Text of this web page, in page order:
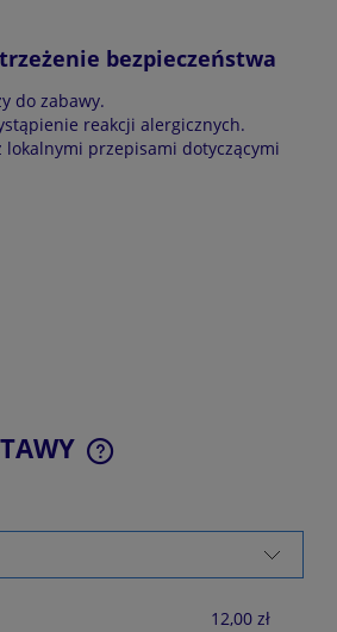
bezpieczeństwa
do zabawy.
reakcji alergicznych.
lokalnymi przepisami dotyczącymi
KOSZTÓW
12,00 zł